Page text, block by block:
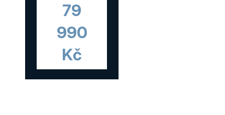
79
990
Kč